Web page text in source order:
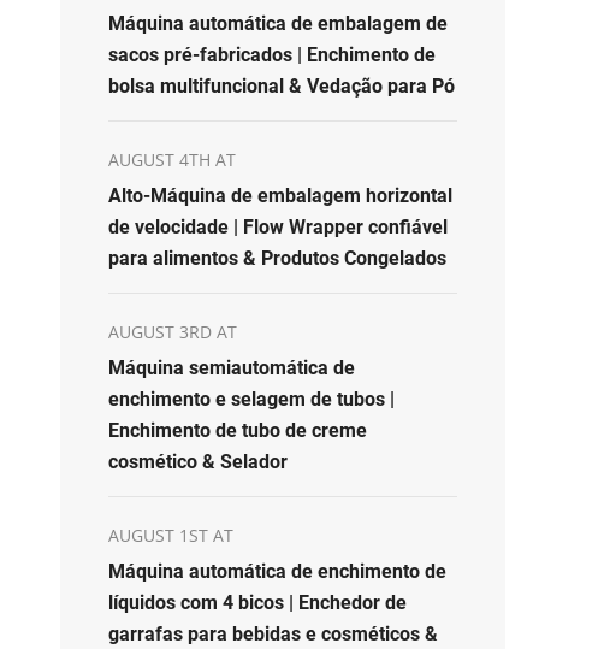
Máquina automática de embalagem de
sacos pré-fabricados | Enchimento de
bolsa multifuncional & Vedação para Pó
AUGUST 4TH AT
Alto-Máquina de embalagem horizontal
de velocidade | Flow Wrapper confiável
para alimentos & Produtos Congelados
AUGUST 3RD AT
Máquina semiautomática de
enchimento e selagem de tubos |
Enchimento de tubo de creme
cosmético & Selador
AUGUST 1ST AT
Máquina automática de enchimento de
líquidos com 4 bicos | Enchedor de
garrafas para bebidas e cosméticos &